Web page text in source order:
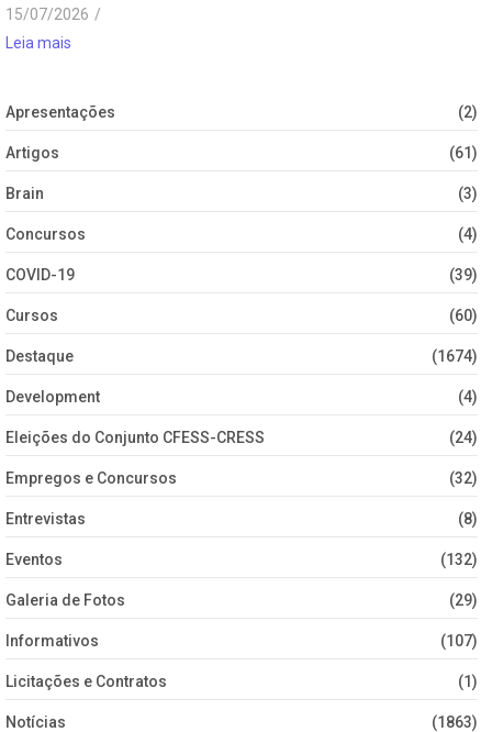
15/07/2026 /
Leia mais
Apresentações (2)
Artigos (61)
Brain (3)
Concursos (4)
COVID-19 (39)
Cursos (60)
Destaque (1674)
Development (4)
Eleições do Conjunto CFESS-CRESS (24)
Empregos e Concursos (32)
Entrevistas (8)
Eventos (132)
Galeria de Fotos (29)
Informativos (107)
Licitações e Contratos (1)
Notícias (1863)